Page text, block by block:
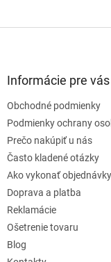
Informácie pre vás
Obchodné podmienky
Podmienky ochrany
Prečo nakúpiť u nás
Často kladené otázky
Ako vykonať objednávky
Doprava a platba
Reklamácie
Ošetrenie tovaru
Blog